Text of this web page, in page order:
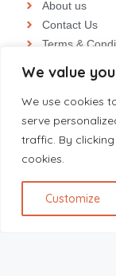
We value
We use cookies
serve
traffic. By
cookies.
Customize
About us
Contact Us
Terms &
Refund Policy
Livro De
Resolução de